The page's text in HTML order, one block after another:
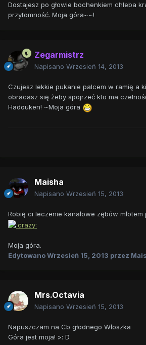
Dostajesz po głowie bochenkiem chleba
przytomność. Moja góra~~!
Zegarmistrz
Napisano Wrzesień 14, 2013
Czujesz lekkie pukanie palcem w ramię a
obracasz się żeby spojrzeć kto ma
Hadouken! ~Moja góra
Maisha
Napisano Wrzesień 15, 2013
Robię ci leczenie kanałowe zębów młotem
Moja góra.
EdytowanoWrzesień 15, 2013 przez
Mrs.Octavia
Napisano Wrzesień 15, 2013
Napuszczam na Cb głodnego Włoszka
Góra jest moja! >: D